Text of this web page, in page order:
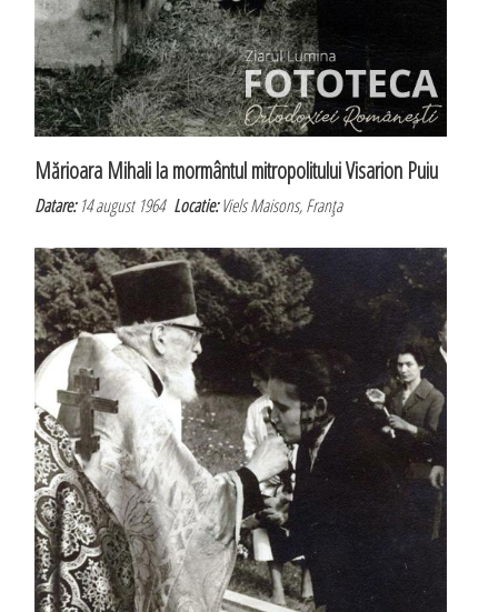
Mărioara Mihali la mormântul mitropolitului Visarion Puiu
Datare:14 august 1964Locatie:Viels Maisons, Franţa